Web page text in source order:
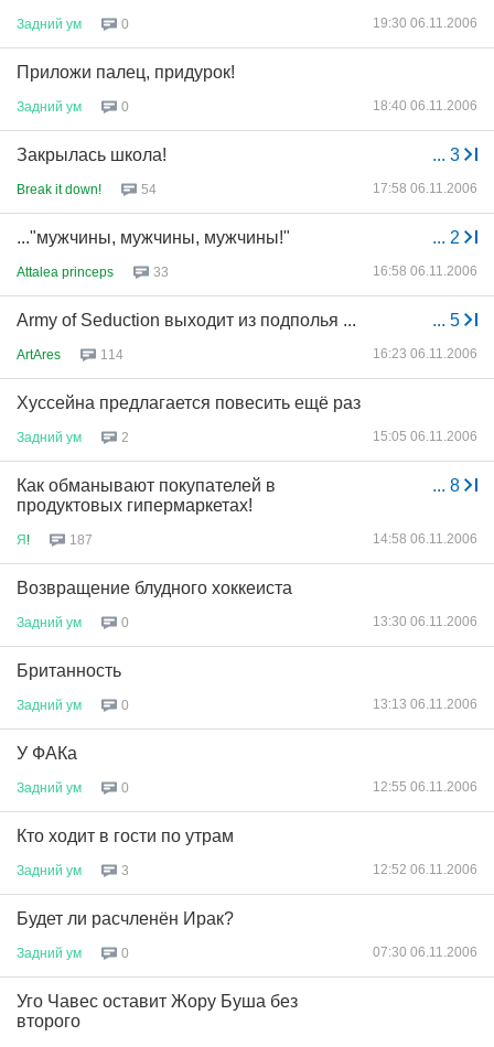
Задний ум 0 19:30 06.11.2006
Приложи палец, придурок!
Задний ум 0 18:40 06.11.2006
... 3
Закрылась школа!
Break it down! 54 17:58 06.11.2006
... 2
..."мужчины, мужчины, мужчины!"
Attalea princeps 33 16:58 06.11.2006
... 5
Army of Seduction выходит из подполья ...
ArtAres 114 16:23 06.11.2006
Хуссейна предлагается повесить ещё раз
Задний ум 2 15:05 06.11.2006
... 8
Как обманывают покупателей в
продуктовых гипермаркетах!
Я! 187 14:58 06.11.2006
Возвращение блудного хоккеиста
Задний ум 0 13:30 06.11.2006
Британность
Задний ум 0 13:13 06.11.2006
У ФAКа
Задний ум 0 12:55 06.11.2006
Кто ходит в гости по утрам
Задний ум 3 12:52 06.11.2006
Будет ли расчленён Ирак?
Задний ум 0 07:30 06.11.2006
Уго Чавес оставит Жору Буша без
второго